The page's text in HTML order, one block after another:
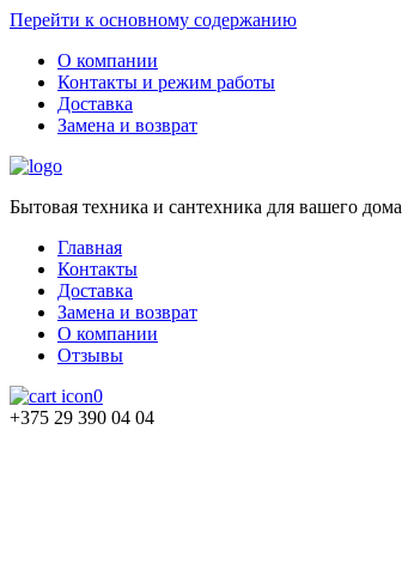
Перейти к основному содержанию
О компании
Контакты и режим работы
Доставка
Замена и возврат
Бытовая техника и сантехника для вашего дома
Главная
Контакты
Доставка
Замена и возврат
О компании
Отзывы
0
+375 29 390 04 04